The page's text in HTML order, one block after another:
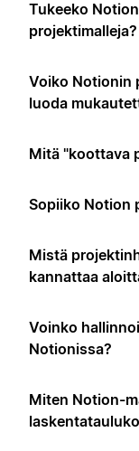
Tukeeko
projektimalleja?
Voiko Notionin
luoda
Mitä "koottava
Sopiiko Notion
Mistä
kannattaa
Voinko
Notionissa?
Miten Notion-